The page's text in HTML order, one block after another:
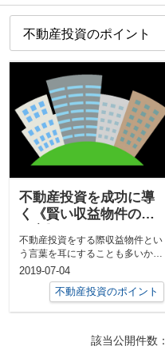
不動産投資を成功に導
く《賢い収益物件の選
不動産投資をする際収益物件とい
う言葉を耳にすることも多いかと
思います。しかし、具体的にどん
な収益物件...
2019-07-04
不動産投資のポイント
該当公開件数：